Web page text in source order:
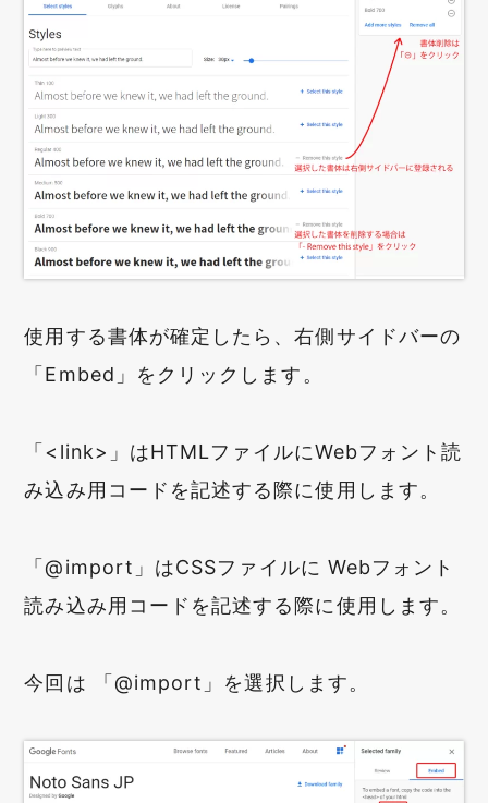
使用する書体が確定したら、右側サイドバーの
「Embed」をクリックします。
「<link>」はHTMLファイルにWebフォント読
み込み用コードを記述する際に使用します。
「@import」はCSSファイルに Webフォント
読み込み用コードを記述する際に使用します。
今回は 「@import」を選択します。